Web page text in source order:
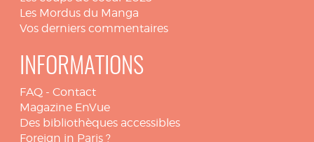
Les Mordus du Manga
Vos derniers commentaires
INFORMATIONS
FAQ - Contact
Magazine EnVue
Des bibliothèques accessibles
Foreign in Paris ?